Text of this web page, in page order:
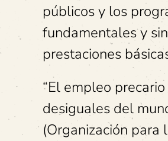
públicos y los
fundamentales y
prestaciones
“El empleo
desiguales del
(Organización para